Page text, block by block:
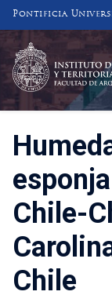
Pontificia
INSTITUTO
Y
FACULTAD DE
Chile-
Chile